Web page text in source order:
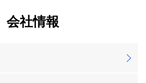
会社情報